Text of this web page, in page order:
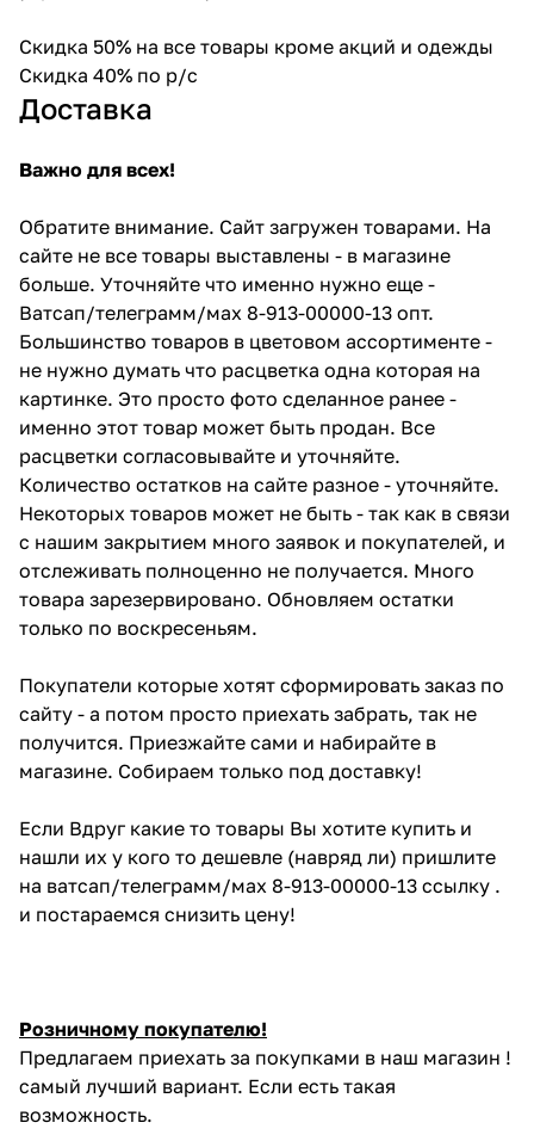
Скидка 50% на все товары кроме акций и одежды
Скидка 40% по р/с
Доставка
Важно для всех!
Обратите внимание. Сайт загружен товарами. На
сайте не все товары выставлены - в магазине
больше. Уточняйте что именно нужно еще -
Ватсап/телеграмм/мах 8-913-00000-13 опт.
Большинство товаров в цветовом ассортименте -
не нужно думать что расцветка одна которая на
картинке. Это просто фото сделанное ранее -
именно этот товар может быть продан. Все
расцветки согласовывайте и уточняйте.
Количество остатков на сайте разное - уточняйте.
Некоторых товаров может не быть - так как в связи
с нашим закрытием много заявок и покупателей, и
отслеживать полноценно не получается. Много
товара зарезервировано. Обновляем остатки
только по воскресеньям.
Покупатели которые хотят сформировать заказ по
сайту - а потом просто приехать забрать, так не
получится. Приезжайте сами и набирайте в
магазине. Собираем только под доставку!
Если Вдруг какие то товары Вы хотите купить и
нашли их у кого то дешевле (навряд ли) пришлите
на ватсап/телеграмм/мах 8-913-00000-13 ссылку .
и постараемся снизить цену!
Розничному покупателю!
Предлагаем приехать за покупками в наш магазин !
самый лучший вариант. Если есть такая
возможность.